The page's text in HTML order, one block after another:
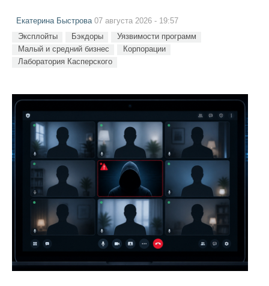
Екатерина Быстрова07 августа 2026 - 19:57
Эксплойты Бэкдоры
Уязвимости программ
Малый и средний бизнес
Корпорации
Лаборатория Касперского